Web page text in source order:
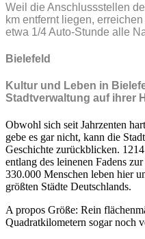
Weil die Anschlussstellen
km entfernt liegen,
etwa 1/4 Auto-Stunde alle
Bielefeld
Kultur und Leben in
Stadtverwaltung auf ihrer
Obwohl sich seit Jahrzenten
gebe es gar nicht, kann die
Geschichte zurückblicken.
entlang des leinenen Fadens
330.000 Menschen leben hier
größten Städte Deutschlands.
A propos Größe: Rein
Quadratkilometern sogar noch